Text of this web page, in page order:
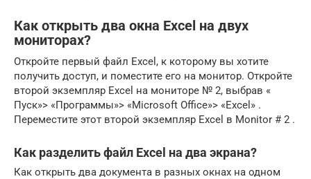
Как открыть два окна Excel на двух
мониторах?
Откройте первый файл Excel, к которому вы хотите
получить доступ, и поместите его на монитор. Откройте
второй экземпляр Excel на мониторе № 2, выбрав «
Пуск»> «Программы»> «Microsoft Office»> «Excel» .
Переместите этот второй экземпляр Excel в Monitor # 2 .
Как разделить файл Excel на два экрана?
Как открыть два документа в разных окнах на одном